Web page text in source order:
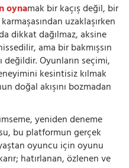
oynamak bir kaçış değil, bir
uzaklaşırken
dikkat dağılmaz, aksine
ama bir bakmışsın
Oyunların seçimi,
kesintisiz kılmak
doğal akışını bozmadan
yeniden deneme
bu platformun gerçek
oyuncu için oyunu
hatırlanan, özlenen ve